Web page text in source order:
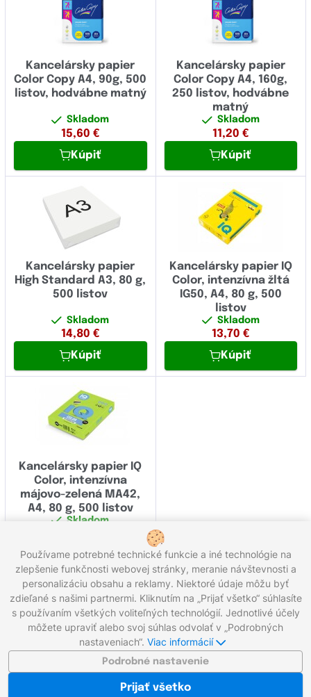
Kancelársky papier
Color Copy A4, 90g, 500
listov, hodvábne matný
Skladom
15,60 €
Kúpiť
Kancelársky papier
Color Copy A4, 160g,
250 listov, hodvábne
matný
Skladom
11,20 €
Kúpiť
Kancelársky papier
High Standard A3, 80 g,
500 listov
Skladom
14,80 €
Kúpiť
Kancelársky papier IQ
Color, intenzívna žltá
IG50, A4, 80 g, 500
listov
Skladom
13,70 €
Kúpiť
Kancelársky papier IQ
Color, intenzívna
májovo-zelená MA42,
A4, 80 g, 500 listov
Skladom
Kúpiť
Celkom 15 produktov
Zavolajte nám: 0221 000 012
Pracovné dni 8:00 - 16:30
Napíšte nám:info@gigaprint.sk©2026 gigaprint.sk
Zobraziť klasickú verziu
Používame potrebné technické funkcie a iné technológie na
zlepšenie funkčnosti webovej stránky, meranie návštevnosti a
personalizáciu obsahu a reklamy. Niektoré údaje môžu byť
zdieľané s našimi partnermi. Kliknutím na „Prijať všetko“ súhlasíte
s používaním všetkých voliteľných technológií. Jednotlivé účely
môžete upraviť alebo svoj súhlas odvolať v „Podrobných
nastaveniach“. Viac informácií
Podrobné nastavenie
Prijať všetko